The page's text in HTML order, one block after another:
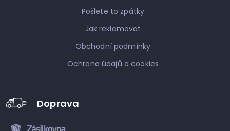
Pošlete to zpátky
Jak reklamovat
Obchodní podmínky
Ochrana údajů a cookies
Doprava